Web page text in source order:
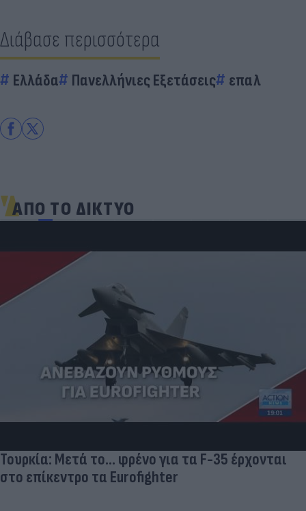
Διάβασε περισσότερα
Ελλάδα Πανελλήνιες Εξετάσεις επαλ
ΑΠΟ ΤΟ ΔΙΚΤΥΟ
Τουρκία: Μετά το... φρένο για τα F-35 έρχονται
στο επίκεντρο τα Eurofighter